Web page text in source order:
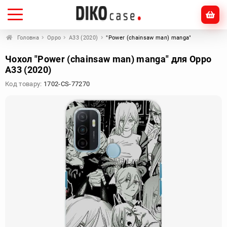
Головна Oppo A33 (2020) "Power (chainsaw man) manga"
Чохол "Power (chainsaw man) manga" для Oppo
A33 (2020)
Код товару: 1702-CS-77270